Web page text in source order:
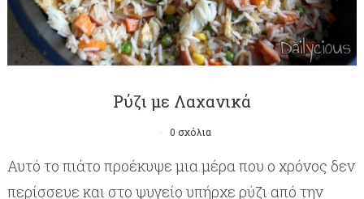
Ρύζι με Λαχανικά
0 σχόλια
Αυτό το πιάτο προέκυψε μια μέρα που ο χρόνος δεν
περίσσευε και στο ψυγείο υπήρχε ρύζι από την